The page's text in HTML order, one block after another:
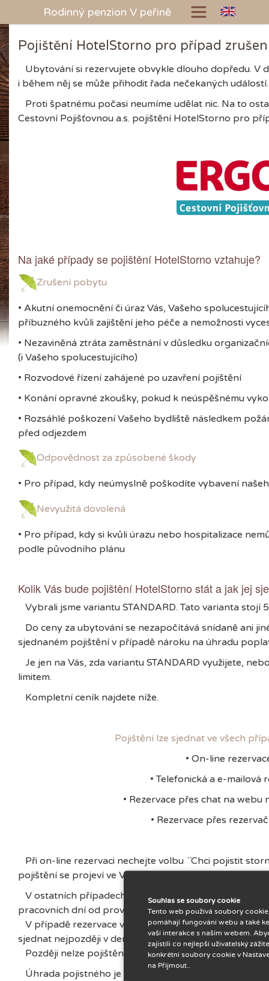
Souhlas se soubory cookie
Tento web používá soubory
pomáhají fungování webu a také
vaší interakce s naším webem.
zajistili co nejlepší uživatelský
konkrétní soubory cookie v
na Přijmout..
Rodinný penzion V peřině
Pojištění HotelStorno pro případ
Ubytování si rezervujete obvykle dlouho dopředu. V
i během něj se může přihodit řada nečekaných událostí.
Proti špatnému počasi neumíme udělat nic. Na to
Cestovní Pojišťovnou a.s. pojištění HotelStorno pro
Na jaké případy se pojištění HotelStorno vztahuje?
Zrušení pobytu
• Akutní onemocnění či úraz Vás, Vašeho
příbuzného kvůli zajištění jeho péče a nemožnosti
• Nezaviněná ztráta zaměstnání v důsledku
(i Vašeho spolucestujícího)
• Rozvodové řízení zahájené po uzavření pojištění
• Konání opravné zkoušky, pokud k neúspěšnému
• Rozsáhlé poškození Vašeho bydliště následkem
před odjezdem
Odpovědnost za způsobené škody
• Pro případ, kdy neúmyslně poškodíte vybavení
Nevyužitá dovolená
• Pro případ, kdy si kvůli úrazu nebo hospitalizace
podle původního plánu
Kolik Vás bude pojištění HotelStorno stát a jak jej
Vybrali jsme variantu STANDARD. Tato varianta stojí
Do ceny za ubytování se nezapočítává snídaně ani
sjednaném pojištění v případě nároku na úhradu
Je jen na Vás, zda variantu STANDARD využijete,
limitem.
Kompletní ceník najdete níže.
Pojištění lze sjednat ve všech
• On-line
• Telefonická a e-mailová
• Rezervace přes chat na
• Rezervace přes
Při on-line rezervaci nechejte volbu ´´Chci pojistit
pojištění se projeví ve Vaší rezervaci.
V ostatních případech nám dejte vědět, že máte o
pracovních dní od provedení Vaší rezervace.
V případě rezervace vytvořené méně než 15 dní
sjednat nejpozději v den objednání pobytu.
Později nelze pojištění sjednat a není možné
Úhrada pojistného je splatná do tří dní po vytvoření